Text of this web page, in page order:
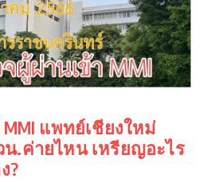
แพทย์เชียงใหม่
น.ค่ายไหน เหรียญอะไร
?